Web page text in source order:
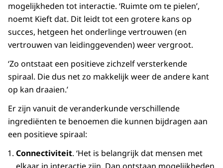
mogelijkheden tot interactie. ‘Ruimte om te pielen’,
noemt Kieft dat. Dit leidt tot een grotere kans op
succes, hetgeen het onderlinge vertrouwen (en
vertrouwen van leidinggevenden) weer vergroot.
‘Zo ontstaat een positieve zichzelf versterkende
spiraal. Die dus net zo makkelijk weer de andere kant
op kan draaien.’
Er zijn vanuit de veranderkunde verschillende
ingrediënten te benoemen die kunnen bijdragen aan
een positieve spiraal:
Connectiviteit. ‘Het is belangrijk dat mensen met